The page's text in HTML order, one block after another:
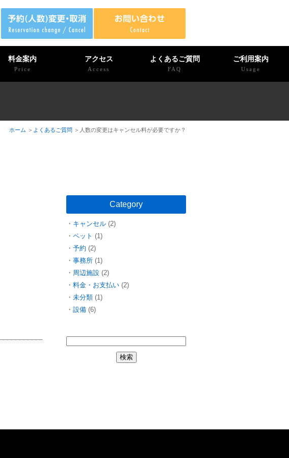
料金案内
Price
アクセス
Access
よくあるご質問
FAQ
ご利用案内
Usage
ホーム よくあるご質問 人数の変更はキャンセル料が必要ですか？
Category
キャンセル (2)
ペット (1)
予約 (2)
事務所 (1)
周辺施設 (2)
料金・お支払い (2)
未分類 (1)
設備 (6)